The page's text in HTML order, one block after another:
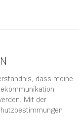
dass meine
Mit der